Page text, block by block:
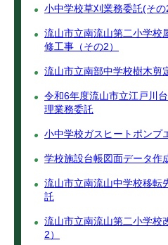
小中学校草刈業務委託(その
流山市立南流山第二小学校
修工事（その2）
流山市立南部中学校樹木剪
令和6年度流山市立江戸川
理業務委託
小中学校ガスヒートポンプ
学校施設台帳図面データ作
流山市立南流山中学校移転
託
流山市立南流山第二小学校
2）